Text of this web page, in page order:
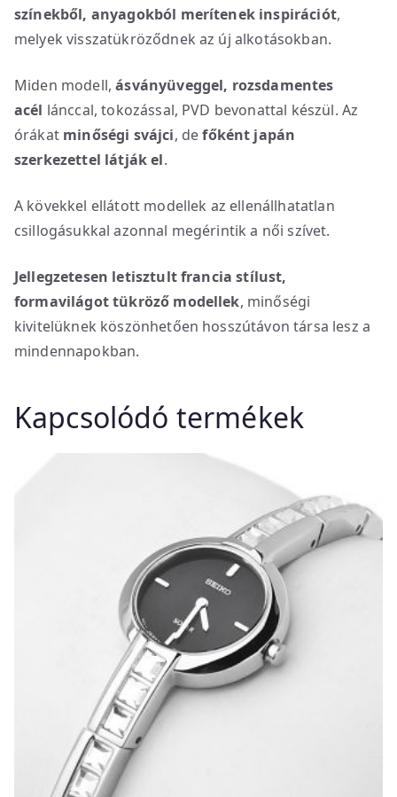
színekből, anyagokból merítenek inspirációt,
melyek visszatükröződnek az új alkotásokban.
Miden modell,ásványüveggel, rozsdamentes
acél lánccal, tokozással, PVD bevonattal készül. Az
órákat minőségi svájci, defőként japán
szerkezettel látják el.
A kövekkel ellátott modellek az ellenállhatatlan
csillogásukkal azonnal megérintik a női szívet.
Jellegzetesen letisztult francia stílust,
formavilágot tükröző modellek, minőségi
kivitelüknek köszönhetően hosszútávon társa lesz a
mindennapokban.
Kapcsolódó termékek